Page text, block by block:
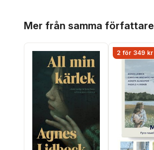
Mer från samma författare
2 för 349 kr